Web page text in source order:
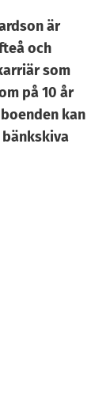
är
och
som
på 10 år
kan
bänkskiva